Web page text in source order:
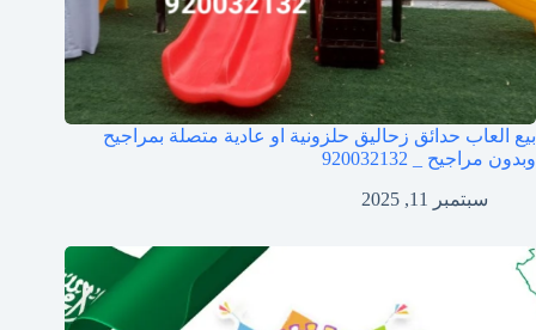
بيع العاب حدائق زحاليق حلزونية او عادية متصلة بمراجيح
وبدون مراجيح _ 920032132
سبتمبر 11, 2025